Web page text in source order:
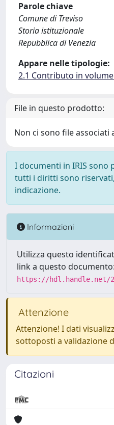
Parole chiave
Comune di Treviso
Storia istituzionale
Repubblica di Venezia
Appare nelle tipologie:
2.1 Contributo in
File in questo prodotto:
Non ci sono file
I documenti in IRIS
tutti i diritti sono
indicazione.
Informazioni
Utilizza questo
link a questo documento:
https://hdl.handle.net/
Attenzione
Attenzione! I dati
sottoposti a validazione
Citazioni